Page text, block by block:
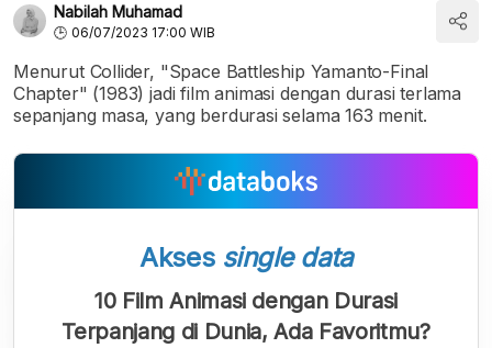
Nabilah Muhamad
06/07/2023 17:00 WIB
Menurut Collider, "Space Battleship Yamanto-Final
Chapter" (1983) jadi film animasi dengan durasi terlama
sepanjang masa, yang berdurasi selama 163 menit.
Akses single data
10 Film Animasi dengan Durasi
Terpanjang di Dunia, Ada Favoritmu?